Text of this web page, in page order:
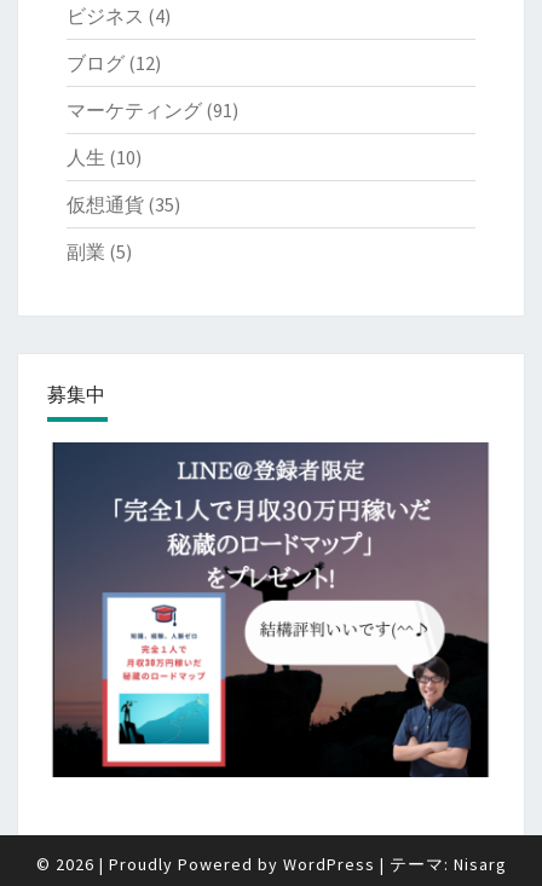
ビジネス (4)
ブログ (12)
マーケティング (91)
人生 (10)
仮想通貨 (35)
副業 (5)
募集中
© 2026 | Proudly Powered by WordPress | テーマ: Nisarg